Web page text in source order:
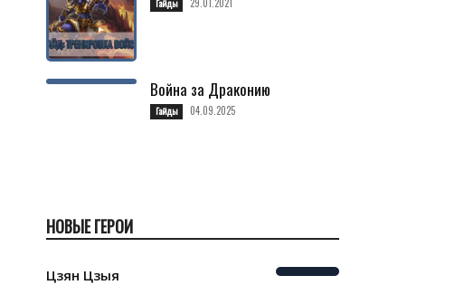
Гайды
Война за Драконию
Гайды 04.09.2025
НОВЫЕ ГЕРОИ
Цзян Цзыя